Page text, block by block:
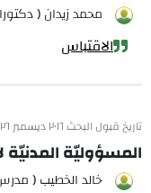
محمد زيدان (
الاقتباس
تاريخ قبول البحث ٢٠١٦ ديسمبر ٢٦
المسؤوليّة المدنيّة
خالد الخطيب (